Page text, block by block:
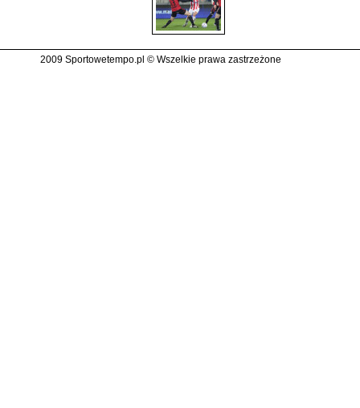
2009 Sportowetempo.pl © Wszelkie prawa zastrzeżone